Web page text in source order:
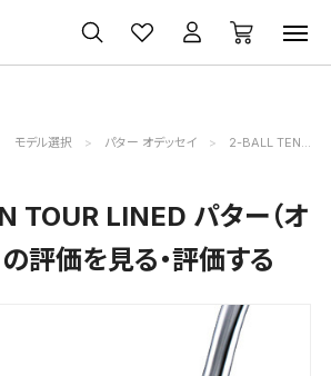
フ用品
買取
無料査定
クーポン
一覧
モデル選択 パター オデッセイ 2-BALL TEN TOUR LINED評価詳細
TOUR LINED パター（オ
の評価を見る・評価する